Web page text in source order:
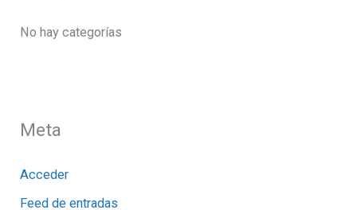
No hay categorías
Meta
Acceder
Feed de entradas